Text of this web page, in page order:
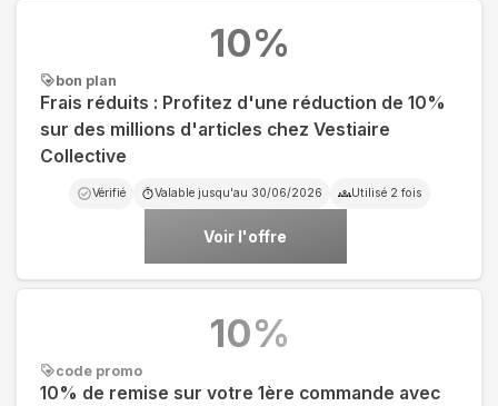
bon plan
Frais réduits : Profitez d'une réduction de 10%
sur des millions d'articles chez Vestiaire
Collective
Vérifié Valable jusqu'au 30/06/2026 Utilisé 2 fois
Voir l'offre
10%
code promo
10% de remise sur votre 1ère commande avec
10%